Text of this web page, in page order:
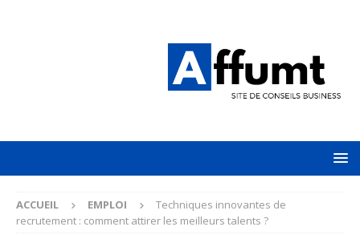
ACCUEIL EMPLOI
Techniques innovantes de
recrutement : comment attirer les meilleurs talents ?